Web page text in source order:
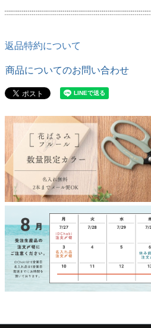
返品特約について
商品についてのお問い合わせ